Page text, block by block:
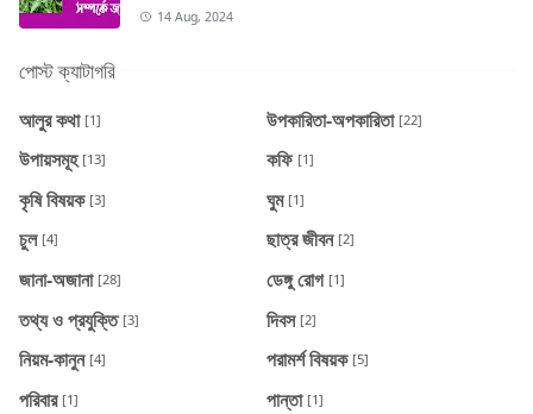
14 Aug, 2024
পোস্ট ক্যাটাগরি
আলুর কথা [1] উপকারিতা-অপকারিতা [22]
উপায়সমূহ [13] কফি [1]
কৃষি বিষয়ক [3] ঘুম [1]
চুল [4] ছাত্র জীবন [2]
জানা-অজানা [28] ডেঙ্গু রোগ [1]
তথ্য ও প্রযুক্তি [3] দিবস [2]
নিয়ম-কানুন [4] পরামর্শ বিষয়ক [5]
পরিবার [1] পান্তা [1]